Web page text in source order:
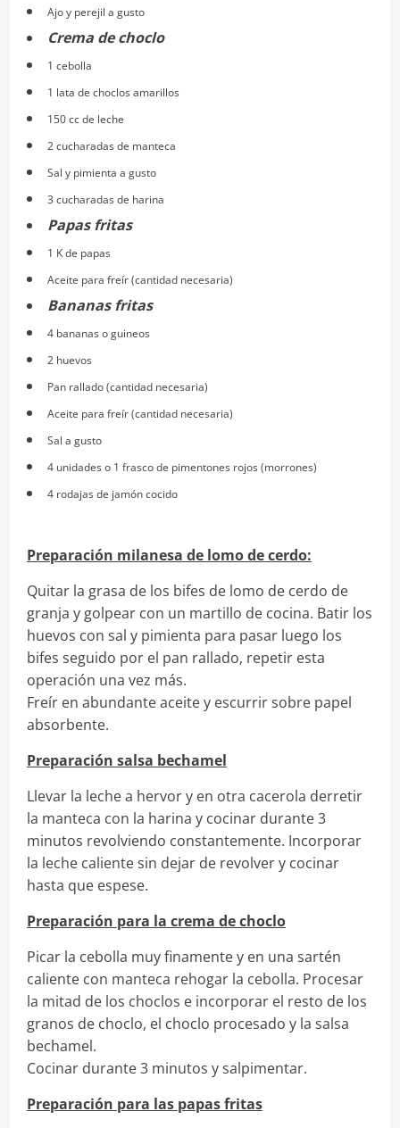
Ajo y perejil a gusto
Crema de choclo
1 cebolla
1 lata de choclos amarillos
150 cc de leche
2 cucharadas de manteca
Sal y pimienta a gusto
3 cucharadas de harina
Papas fritas
1 K de papas
Aceite para freír (cantidad necesaria)
Bananas fritas
4 bananas o guineos
2 huevos
Pan rallado (cantidad necesaria)
Aceite para freír (cantidad necesaria)
Sal a gusto
4 unidades o 1 frasco de pimentones rojos (morrones)
4 rodajas de jamón cocido
Preparación milanesa de lomo de cerdo:
Quitar la grasa de los bifes de lomo de cerdo de
granja y golpear con un martillo de cocina. Batir los
huevos con sal y pimienta para pasar luego los
bifes seguido por el pan rallado, repetir esta
operación una vez más.
Freír en abundante aceite y escurrir sobre papel
absorbente.
Preparación salsa bechamel
Llevar la leche a hervor y en otra cacerola derretir
la manteca con la harina y cocinar durante 3
minutos revolviendo constantemente. Incorporar
la leche caliente sin dejar de revolver y cocinar
hasta que espese.
Preparación para la crema de choclo
Picar la cebolla muy finamente y en una sartén
caliente con manteca rehogar la cebolla. Procesar
la mitad de los choclos e incorporar el resto de los
granos de choclo, el choclo procesado y la salsa
bechamel.
Cocinar durante 3 minutos y salpimentar.
Preparación para las papas fritas